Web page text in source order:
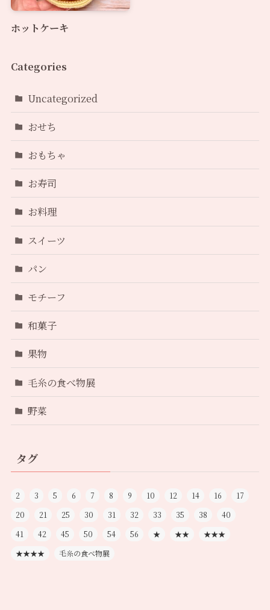
ホットケーキ
Categories
Uncategorized
おせち
おもちゃ
お寿司
お料理
スイーツ
パン
モチーフ
和菓子
果物
毛糸の食べ物展
野菜
タグ
2 3 5 6 7 8 9 10 12 14 16
17
20
21 25 30 31 32 33 35 38
40
41
42 45 50 54 56 ★ ★★
★★★
★★★★
毛糸の食べ物展